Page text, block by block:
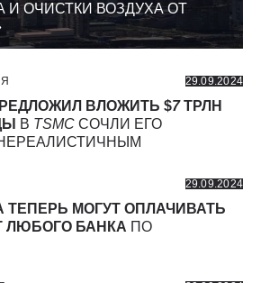
И ОЧИСТКИ ВОЗДУХА ОТ
29.09.2024
ВЛОЖИТЬ $7ТРЛН
В TSMC СОЧЛИ ЕГО
29.09.2024
ТЕПЕРЬ МОГУТ ОПЛАЧИВАТЬ
ЛЮБОГО БАНКА ПО